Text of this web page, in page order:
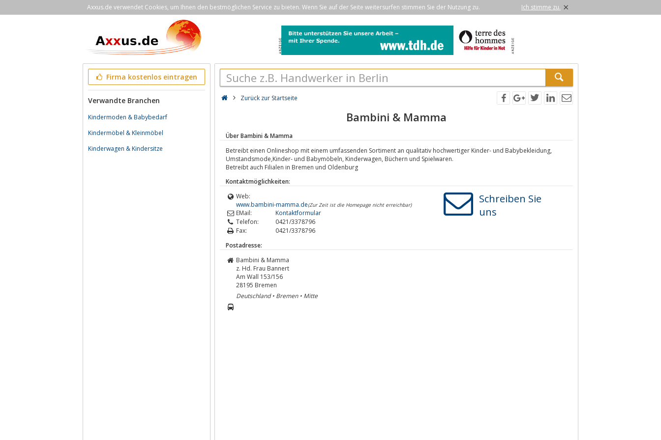
Axxus.de verwendet Cookies, um Ihnen den bestmöglichen Service zu bieten. Wenn Sie auf der Seite weitersurfen stimmen Sie der Nutzung zu. Ich stimme zu. ×
Firma kostenlos eintragen
Verwandte Branchen
Kindermoden & Babybedarf
Kindermöbel & Kleinmöbel
Kinderwagen & Kindersitze
Zurück zur Startseite
Bambini & Mamma
Über Bambini & Mamma
Betreibt einen Onlineshop mit einem umfassenden Sortiment an qualitativ hochwertiger Kinder- und Babybekleidung,
Umstandsmode,Kinder- und Babymöbeln, Kinderwagen, Büchern und Spielwaren.
Betreibt auch Filialen in Bremen und Oldenburg
Kontaktmöglichkeiten:
Web:
www.bambini-mamma.de(Zur Zeit ist die Homepage nicht erreichbar)
EMail:
Kontaktformular
Telefon:
0421/3378796
Fax:
0421/3378796
Schreiben Sie
uns
Postadresse:
Bambini & Mamma
z. Hd. Frau Bannert
Am Wall 153/156
28195 Bremen
Deutschland • Bremen • Mitte